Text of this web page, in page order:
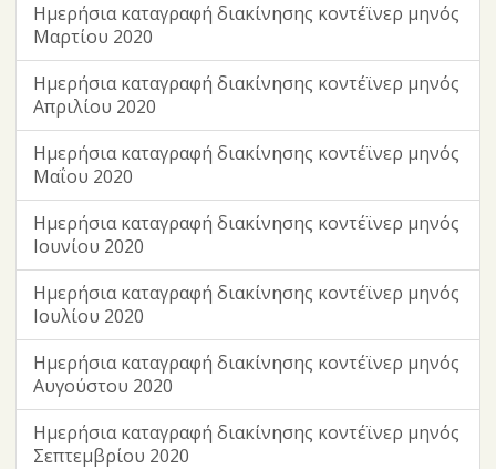
Ημερήσια καταγραφή διακίνησης κοντέϊνερ μηνός
Μαρτίου 2020
Ημερήσια καταγραφή διακίνησης κοντέϊνερ μηνός
Απριλίου 2020
Ημερήσια καταγραφή διακίνησης κοντέϊνερ μηνός
Μαΐου 2020
Ημερήσια καταγραφή διακίνησης κοντέϊνερ μηνός
Ιουνίου 2020
Ημερήσια καταγραφή διακίνησης κοντέϊνερ μηνός
Ιουλίου 2020
Ημερήσια καταγραφή διακίνησης κοντέϊνερ μηνός
Αυγούστου 2020
Ημερήσια καταγραφή διακίνησης κοντέϊνερ μηνός
Σεπτεμβρίου 2020